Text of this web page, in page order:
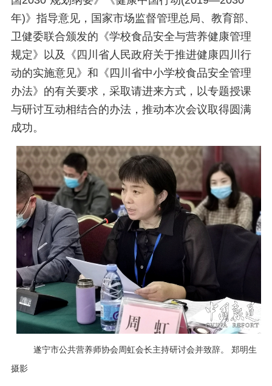
年)》指导意见，国家市场监督管理总局、教育部、
卫健委联合颁发的《学校食品安全与营养健康管理
规定》以及《四川省人民政府关于推进健康四川行
动的实施意见》和《四川省中小学校食品安全管理
办法》的有关要求，采取请进来方式，以专题授课
与研讨互动相结合的办法，推动本次会议取得圆满
成功。
遂宁市公共营养师协会周虹会长主持研讨会并致辞。 郑明生
摄影